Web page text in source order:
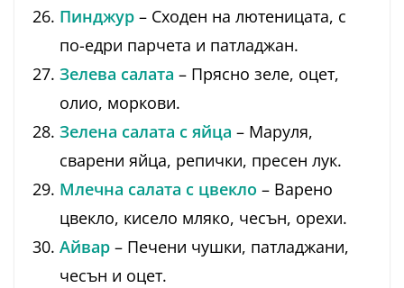
Пинджур – Сходен на лютеницата, с
по-едри парчета и патладжан.
Зелева салата – Прясно зеле, оцет,
олио, моркови.
Зелена салата с яйца – Маруля,
сварени яйца, репички, пресен лук.
Млечна салата с цвекло – Варено
цвекло, кисело мляко, чесън, орехи.
Айвар – Печени чушки, патладжани,
чесън и оцет.